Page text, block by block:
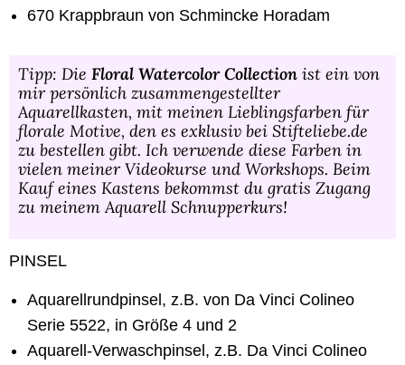
670 Krappbraun von Schmincke Horadam
Tipp: Die Floral Watercolor Collection ist ein von
mir persönlich zusammengestellter
Aquarellkasten, mit meinen Lieblingsfarben für
florale Motive, den es exklusiv bei Stifteliebe.de
zu bestellen gibt. Ich verwende diese Farben in
vielen meiner Videokurse und Workshops. Beim
Kauf eines Kastens bekommst du gratis Zugang
zu meinem Aquarell Schnupperkurs!
PINSEL
Aquarellrundpinsel, z.B. von Da Vinci Colineo
Serie 5522, in Größe 4 und 2
Aquarell-Verwaschpinsel, z.B. Da Vinci Colineo